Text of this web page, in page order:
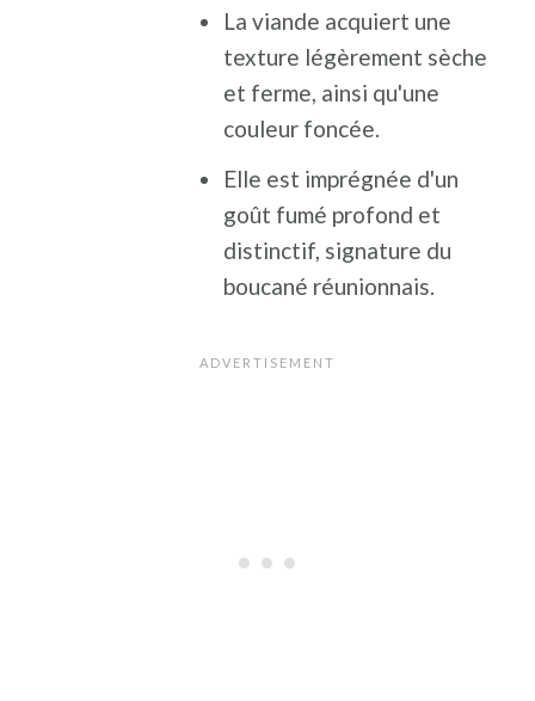
La viande acquiert une
texture légèrement sèche
et ferme, ainsi qu'une
couleur foncée.
Elle est imprégnée d'un
goût fumé profond et
distinctif, signature du
boucané réunionnais.